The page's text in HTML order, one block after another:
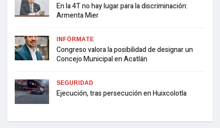
En la 4T no hay lugar para la discriminación:
Armenta Mier
INFÓRMATE
Congreso valora la posibilidad de designar un
Concejo Municipal en Acatlán
SEGURIDAD
Ejecución, tras persecución en Huixcolotla